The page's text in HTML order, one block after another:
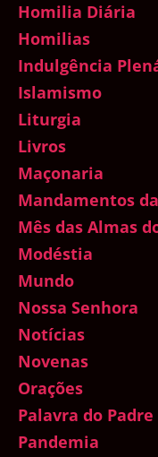
Homilia Diária
Homilias
Indulgência
Islamismo
Liturgia
Livros
Maçonaria
Mandamentos
Mês das Almas
Modéstia
Mundo
Nossa Senhora
Notícias
Novenas
Orações
Palavra do
Pandemia